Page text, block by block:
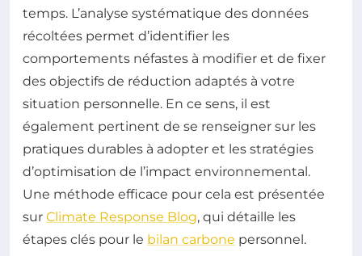
temps. L’analyse systématique des données
récoltées permet d’identifier les
comportements néfastes à modifier et de fixer
des objectifs de réduction adaptés à votre
situation personnelle. En ce sens, il est
également pertinent de se renseigner sur les
pratiques durables à adopter et les stratégies
d’optimisation de l’impact environnemental.
Une méthode efficace pour cela est présentée
sur Climate Response Blog, qui détaille les
étapes clés pour le bilan carbone personnel.